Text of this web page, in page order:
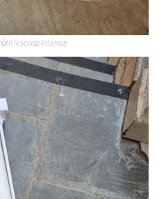
(escada interna)